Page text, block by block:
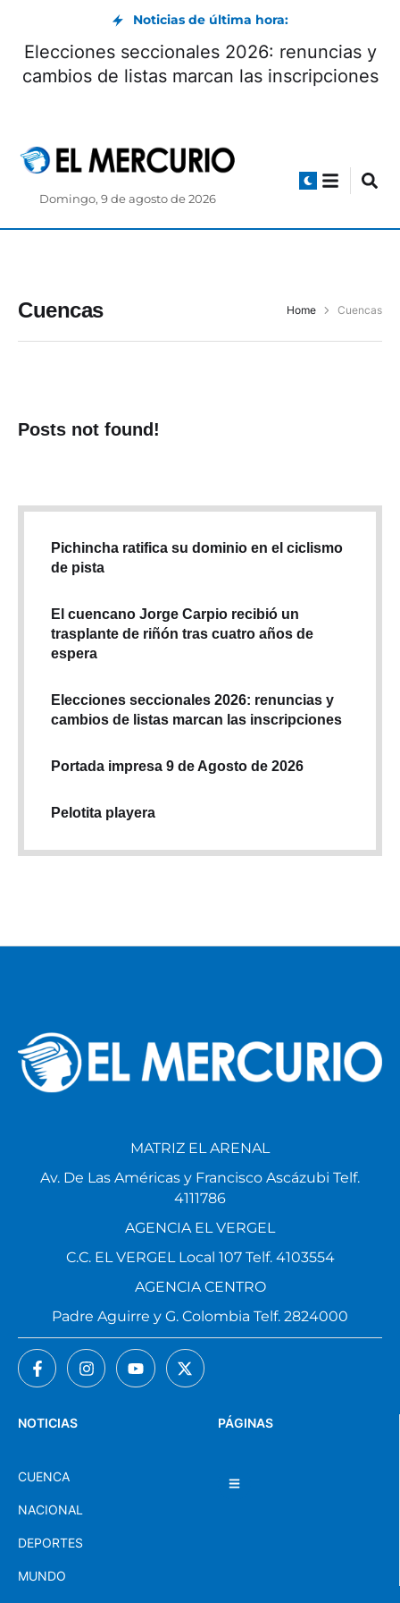
Noticias de última hora:
Elecciones seccionales 2026: renuncias y
cambios de listas marcan las inscripciones
Domingo, 9 de agosto de 2026
Cuencas Home Cuencas
Posts not found!
Pichincha ratifica su dominio en el ciclismo
de pista
El cuencano Jorge Carpio recibió un
trasplante de riñón tras cuatro años de
espera
Elecciones seccionales 2026: renuncias y
cambios de listas marcan las inscripciones
Portada impresa 9 de Agosto de 2026
Pelotita playera
PÁGINAS
NOTICIAS
CUENCA
NACIONAL
DEPORTES
MUNDO
MATRIZ EL ARENAL
Av. De Las Américas y Francisco Ascázubi Telf.
4111786
AGENCIA EL VERGEL
C.C. EL VERGEL Local 107 Telf. 4103554
AGENCIA CENTRO
Padre Aguirre y G. Colombia Telf. 2824000